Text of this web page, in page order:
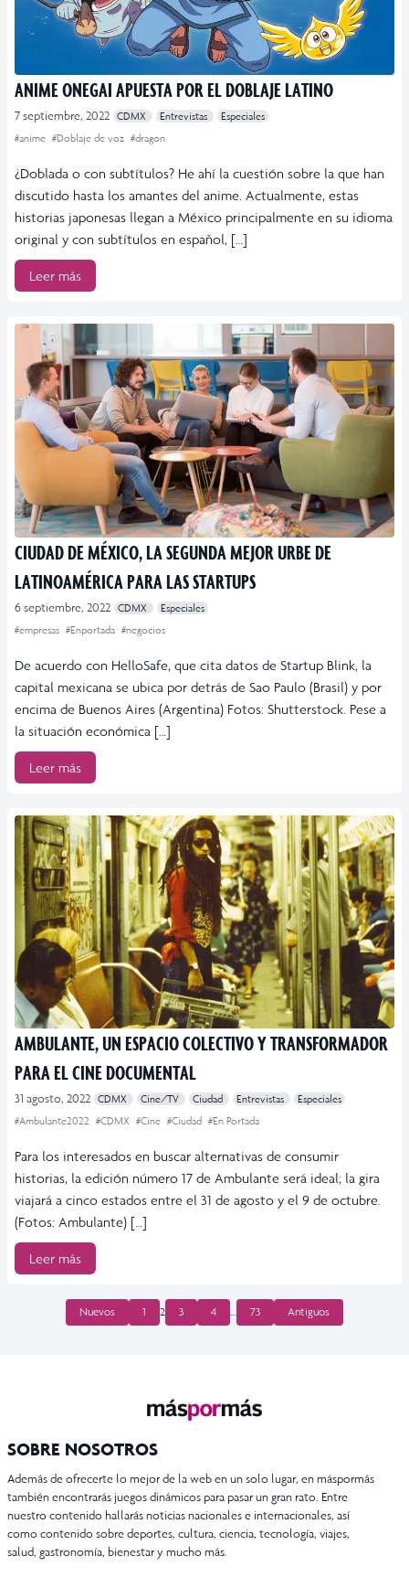
ANIME ONEGAI APUESTA POR EL DOBLAJE LATINO
7 septiembre, 2022 CDMX Entrevistas
Especiales
#anime #Doblaje de voz #dragon
¿Doblada o con subtítulos? He ahí la cuestión sobre la que han
discutido hasta los amantes del anime. Actualmente, estas
historias japonesas llegan a México principalmente en su idioma
original y con subtítulos en español, […]
Leer más
CIUDAD DE MÉXICO, LA SEGUNDA MEJOR URBE DE
LATINOAMÉRICA PARA LAS STARTUPS
6 septiembre, 2022 CDMX
Especiales
#empresas #Enportada #negocios
De acuerdo con HelloSafe, que cita datos de Startup Blink, la
capital mexicana se ubica por detrás de Sao Paulo (Brasil) y por
encima de Buenos Aires (Argentina) Fotos: Shutterstock. Pese a
la situación económica […]
Leer más
AMBULANTE, UN ESPACIO COLECTIVO Y TRANSFORMADOR
PARA EL CINE DOCUMENTAL
31 agosto, 2022 CDMX Cine/TV Ciudad Entrevistas
Especiales
#Ambulante2022 #CDMX #Cine #Ciudad #En Portada
Para los interesados en buscar alternativas de consumir
historias, la edición número 17 de Ambulante será ideal; la gira
viajará a cinco estados entre el 31 de agosto y el 9 de octubre.
(Fotos: Ambulante) […]
Leer más
Nuevos 1 2 3 4 … 73 Antiguos
SOBRE NOSOTROS
Además de ofrecerte lo mejor de la web en un solo lugar, en máspormás
también encontrarás juegos dinámicos para pasar un gran rato. Entre
nuestro contenido hallarás noticias nacionales e internacionales, así
como contenido sobre deportes, cultura, ciencia, tecnología, viajes,
salud, gastronomía, bienestar y mucho más.